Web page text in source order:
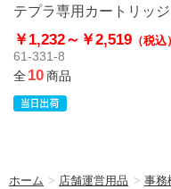
テプラ専用カートリッジ
￥1,232～ ￥2,519 （税込）
61-331-8
全10商品
ホーム > 店舗運営用品 > 事務